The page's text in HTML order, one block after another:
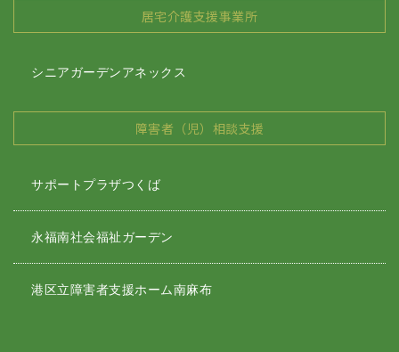
居宅介護支援事業所
シニアガーデンアネックス
障害者（児）相談支援
サポートプラザつくば
永福南社会福祉ガーデン
港区立障害者支援ホーム南麻布